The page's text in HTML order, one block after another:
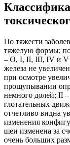
По тяжести
тяжелую формы;
– О, I, II, III, IV и V
железа не
при осмотре
прощупывании
немного долей; II
глотательных
отчетливо видна
изменения
шеи изменена за
очень больших